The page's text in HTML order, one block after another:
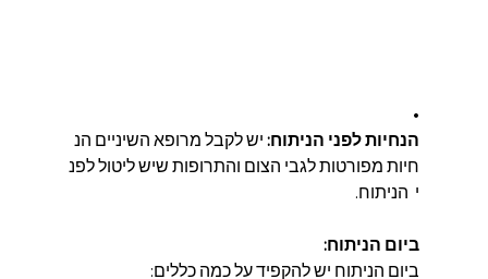
•
הנחיות לפני הניתוח: יש לקבל מרופא השיניים הנ
חיות מפורטות לגבי הצום והתרופות שיש ליטול לפנ
י  הניתוח.
ביום הניתוח:
ביום הניתוח יש להקפיד על כמה כללים: